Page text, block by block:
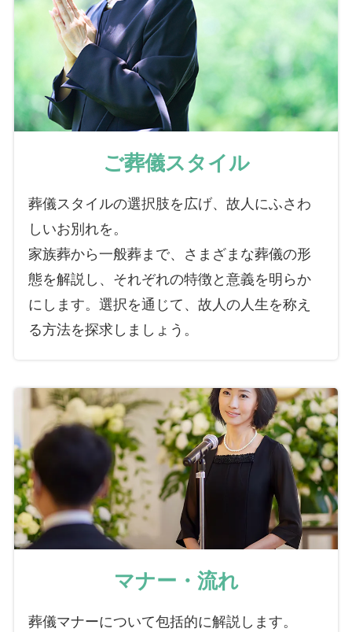
ご葬儀スタイル
葬儀スタイルの選択肢を広げ、故人にふさわ
しいお別れを。
家族葬から一般葬まで、さまざまな葬儀の形
態を解説し、それぞれの特徴と意義を明らか
にします。選択を通じて、故人の人生を称え
る方法を探求しましょう。
マナー・流れ
葬儀マナーについて包括的に解説します。